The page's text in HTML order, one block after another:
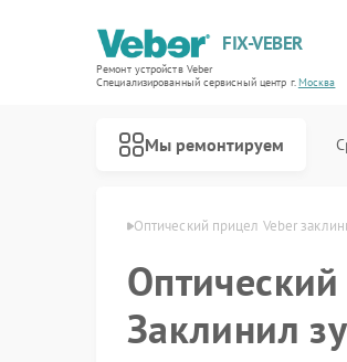
FIX-VEBER
Ремонт устройств Veber
Специализированный cервисный центр г.Москва
Мы ремонтируем
Оптический прицел Veber
Заклинил